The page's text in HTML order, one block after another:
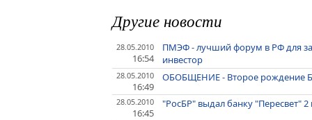
Другие новости
28.05.2010
16:54
ПМЭФ - лучший форум в РФ для
инвестор
28.05.2010
16:49
ОБОБЩЕНИЕ - Второе рождение
28.05.2010
16:45
"РосБР" выдал банку "Пересвет"